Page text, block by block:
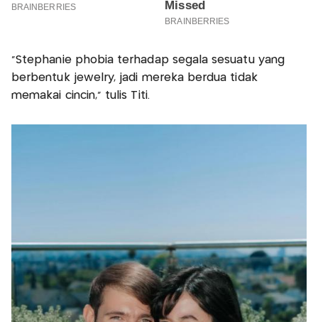
"Stephanie phobia terhadap segala sesuatu yang
berbentuk jewelry, jadi mereka berdua tidak
memakai cincin," tulis Titi.